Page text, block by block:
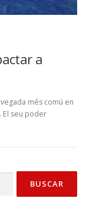
a
més comú en
El seu poder